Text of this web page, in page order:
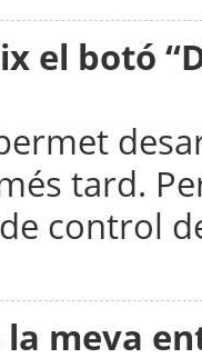
el botó
tard.
control
la meva